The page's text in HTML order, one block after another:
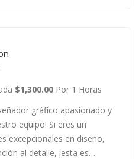
$1,300.00 Por 1 Horas
gráfico apasionado y
equipo! Si eres un
excepcionales en diseño,
al detalle, ¡esta es…